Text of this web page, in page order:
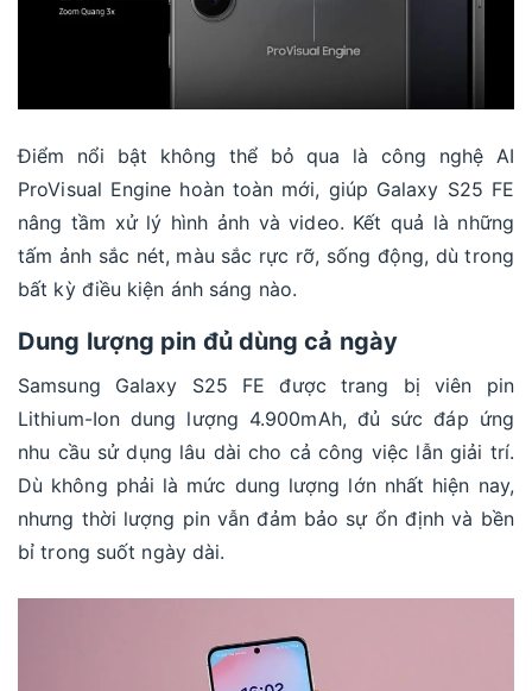
Điểm nổi bật không thể bỏ qua là công nghệ AI
ProVisual Engine hoàn toàn mới, giúp Galaxy S25 FE
nâng tầm xử lý hình ảnh và video. Kết quả là những
tấm ảnh sắc nét, màu sắc rực rỡ, sống động, dù trong
bất kỳ điều kiện ánh sáng nào.
Dung lượng pin đủ dùng cả ngày
Samsung Galaxy S25 FE được trang bị viên pin
Lithium-Ion dung lượng 4.900mAh, đủ sức đáp ứng
nhu cầu sử dụng lâu dài cho cả công việc lẫn giải trí.
Dù không phải là mức dung lượng lớn nhất hiện nay,
nhưng thời lượng pin vẫn đảm bảo sự ổn định và bền
bỉ trong suốt ngày dài.